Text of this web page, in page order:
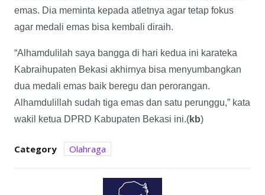
emas. Dia meminta kepada atletnya agar tetap fokus
agar medali emas bisa kembali diraih.
“Alhamdulilah saya bangga di hari kedua ini karateka
Kabraihupaten Bekasi akhirnya bisa menyumbangkan
dua medali emas baik beregu dan perorangan.
Alhamdulillah sudah tiga emas dan satu perunggu,” kata
wakil ketua DPRD Kabupaten Bekasi ini.(kb)
Category Olahraga